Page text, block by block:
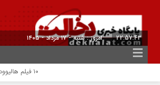
22:57:44 امروز : شنبه - ۱۷ مرداد - ۱۴۰۵